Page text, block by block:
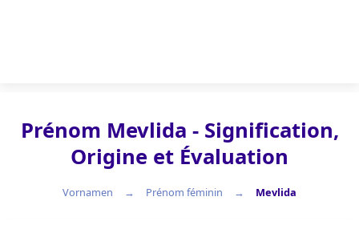
Prénom Mevlida - Signification,
Origine et Évaluation
Vornamen Prénom féminin Mevlida